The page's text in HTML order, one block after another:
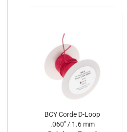
BCY Corde D-Loop
.060" / 1.6 mm